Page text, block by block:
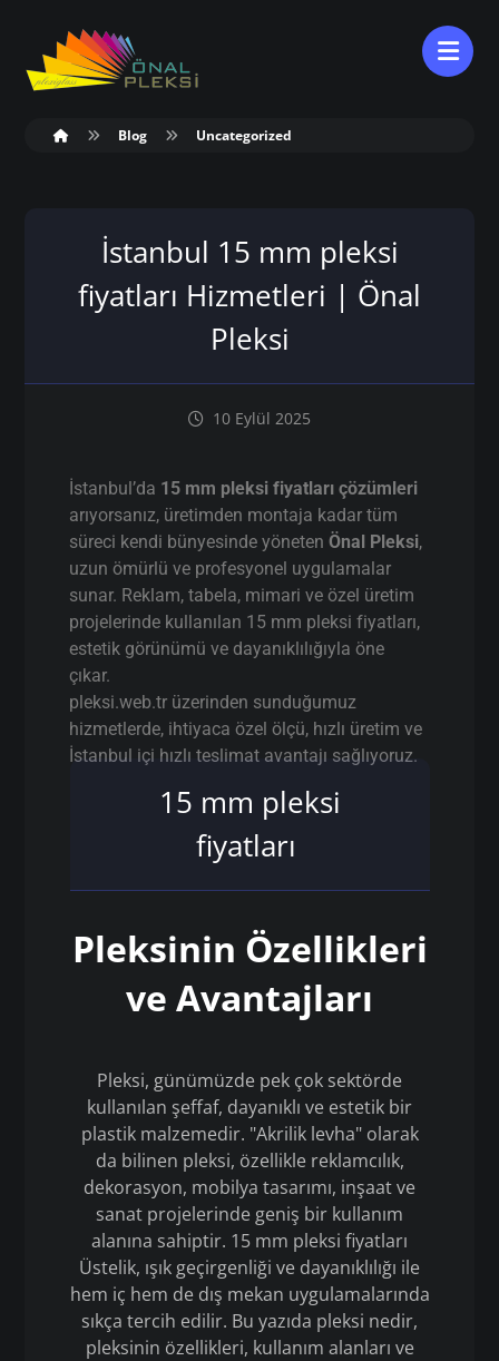
Blog Uncategorized
İstanbul 15 mm pleksi
fiyatları Hizmetleri | Önal
Pleksi
10 Eylül 2025
İstanbul’da 15 mm pleksi fiyatları çözümleri
arıyorsanız, üretimden montaja kadar tüm
süreci kendi bünyesinde yönetenÖnal Pleksi,
uzun ömürlü ve profesyonel uygulamalar
sunar. Reklam, tabela, mimari ve özel üretim
projelerinde kullanılan 15 mm pleksi fiyatları,
estetik görünümü ve dayanıklılığıyla öne
çıkar.
pleksi.web.tr üzerinden sunduğumuz
hizmetlerde, ihtiyaca özel ölçü, hızlı üretim ve
İstanbul içi hızlı teslimat avantajı sağlıyoruz.
15 mm pleksi
fiyatları
Pleksinin Özellikleri
ve Avantajları
Pleksi, günümüzde pek çok sektörde
kullanılan şeffaf, dayanıklı ve estetik bir
plastik malzemedir. "Akrilik levha" olarak
da bilinen pleksi, özellikle reklamcılık,
dekorasyon, mobilya tasarımı, inşaat ve
sanat projelerinde geniş bir kullanım
alanına sahiptir. 15 mm pleksi fiyatları
Üstelik, ışık geçirgenliği ve dayanıklılığı ile
hem iç hem de dış mekan uygulamalarında
sıkça tercih edilir. Bu yazıda pleksi nedir,
pleksinin özellikleri, kullanım alanları ve